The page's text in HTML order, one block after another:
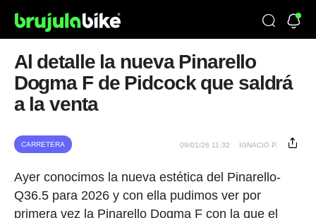
Al detalle la nueva Pinarello
Dogma F de Pidcock que saldrá
a la venta
CARRETERA 09/01/26 11:32 IGNACIO P.
Ayer conocimos la nueva estética del Pinarello-
Q36.5 para 2026 y con ella pudimos ver por
primera vez la Pinarello Dogma F con la que el